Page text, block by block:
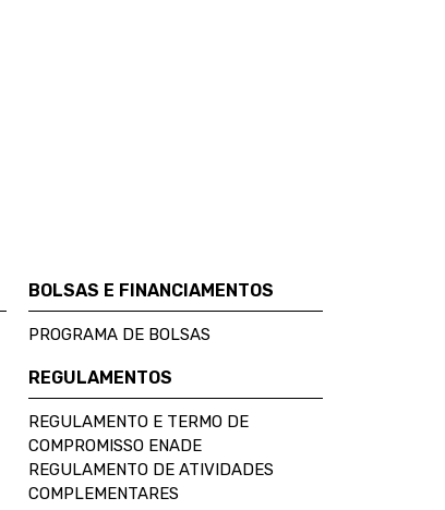
BOLSAS E FINANCIAMENTOS
PROGRAMA DE BOLSAS
REGULAMENTOS
REGULAMENTO E TERMO DE
COMPROMISSO ENADE
REGULAMENTO DE ATIVIDADES
COMPLEMENTARES